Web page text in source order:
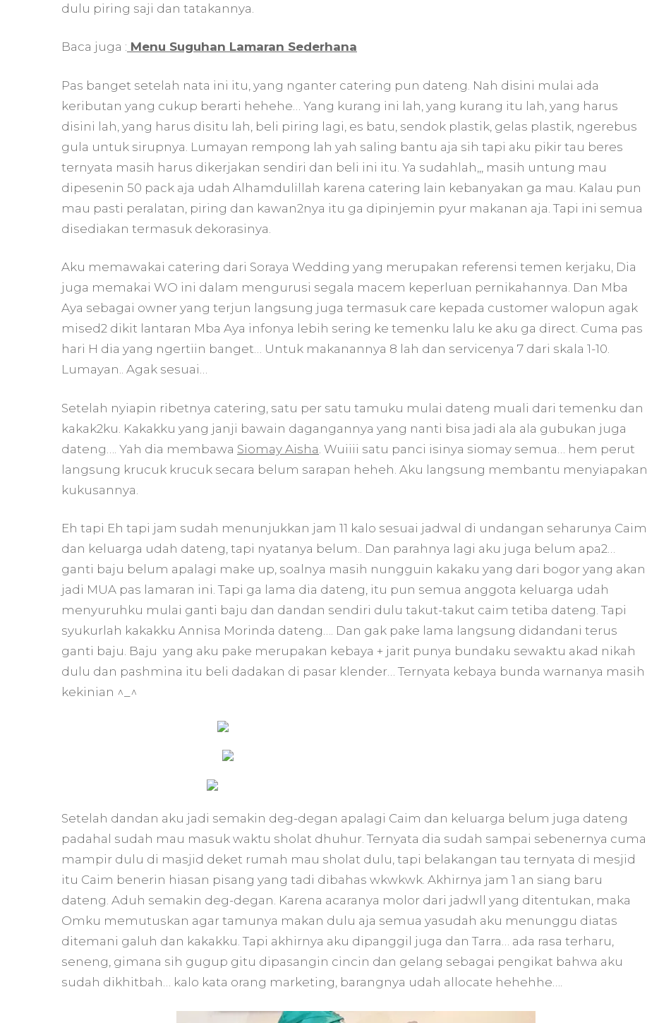
dulu piring saji dan tatakannya.
Baca juga : Menu Suguhan Lamaran Sederhana
Pas banget setelah nata ini itu, yang nganter catering pun dateng. Nah disini mulai ada
keributan yang cukup berarti hehehe… Yang kurang ini lah, yang kurang itu lah, yang harus
disini lah, yang harus disitu lah, beli piring lagi, es batu, sendok plastik, gelas plastik, ngerebus
gula untuk sirupnya. Lumayan rempong lah yah saling bantu aja sih tapi aku pikir tau beres
ternyata masih harus dikerjakan sendiri dan beli ini itu. Ya sudahlah,,, masih untung mau
dipesenin 50 pack aja udah Alhamdulillah karena catering lain kebanyakan ga mau. Kalau pun
mau pasti peralatan, piring dan kawan2nya itu ga dipinjemin pyur makanan aja. Tapi ini semua
disediakan termasuk dekorasinya.
Aku memawakai catering dari Soraya Wedding yang merupakan referensi temen kerjaku, Dia
juga memakai WO ini dalam mengurusi segala macem keperluan pernikahannya. Dan Mba
Aya sebagai owner yang terjun langsung juga termasuk care kepada customer walopun agak
mised2 dikit lantaran Mba Aya infonya lebih sering ke temenku lalu ke aku ga direct. Cuma pas
hari H dia yang ngertiin banget… Untuk makanannya 8 lah dan servicenya 7 dari skala 1-10.
Lumayan.. Agak sesuai…
Setelah nyiapin ribetnya catering, satu per satu tamuku mulai dateng muali dari temenku dan
kakak2ku. Kakakku yang janji bawain dagangannya yang nanti bisa jadi ala ala gubukan juga
dateng…. Yah dia membawa Siomay Aisha . Wuiiii satu panci isinya siomay semua… hem perut
langsung krucuk krucuk secara belum sarapan heheh. Aku langsung membantu menyiapakan
kukusannya.
Eh tapi Eh tapi jam sudah menunjukkan jam 11 kalo sesuai jadwal di undangan seharunya Caim
dan keluarga udah dateng, tapi nyatanya belum.. Dan parahnya lagi aku juga belum apa2…
ganti baju belum apalagi make up, soalnya masih nungguin kakaku yang dari bogor yang akan
jadi MUA pas lamaran ini. Tapi ga lama dia dateng, itu pun semua anggota keluarga udah
menyuruhku mulai ganti baju dan dandan sendiri dulu takut-takut caim tetiba dateng. Tapi
syukurlah kakakku Annisa Morinda dateng…. Dan gak pake lama langsung didandani terus
ganti baju. Baju yang aku pake merupakan kebaya + jarit punya bundaku sewaktu akad nikah
dulu dan pashmina itu beli dadakan di pasar klender… Ternyata kebaya bunda warnanya masih
kekinian ^_^
Setelah dandan aku jadi semakin deg-degan apalagi Caim dan keluarga belum juga dateng
padahal sudah mau masuk waktu sholat dhuhur. Ternyata dia sudah sampai sebenernya cuma
mampir dulu di masjid deket rumah mau sholat dulu, tapi belakangan tau ternyata di mesjid
itu Caim benerin hiasan pisang yang tadi dibahas wkwkwk. Akhirnya jam 1 an siang baru
dateng. Aduh semakin deg-degan. Karena acaranya molor dari jadwll yang ditentukan, maka
Omku memutuskan agar tamunya makan dulu aja semua yasudah aku menunggu diatas
ditemani galuh dan kakakku. Tapi akhirnya aku dipanggil juga dan Tarra… ada rasa terharu,
seneng, gimana sih gugup gitu dipasangin cincin dan gelang sebagai pengikat bahwa aku
sudah dikhitbah… kalo kata orang marketing, barangnya udah allocate hehehhe….